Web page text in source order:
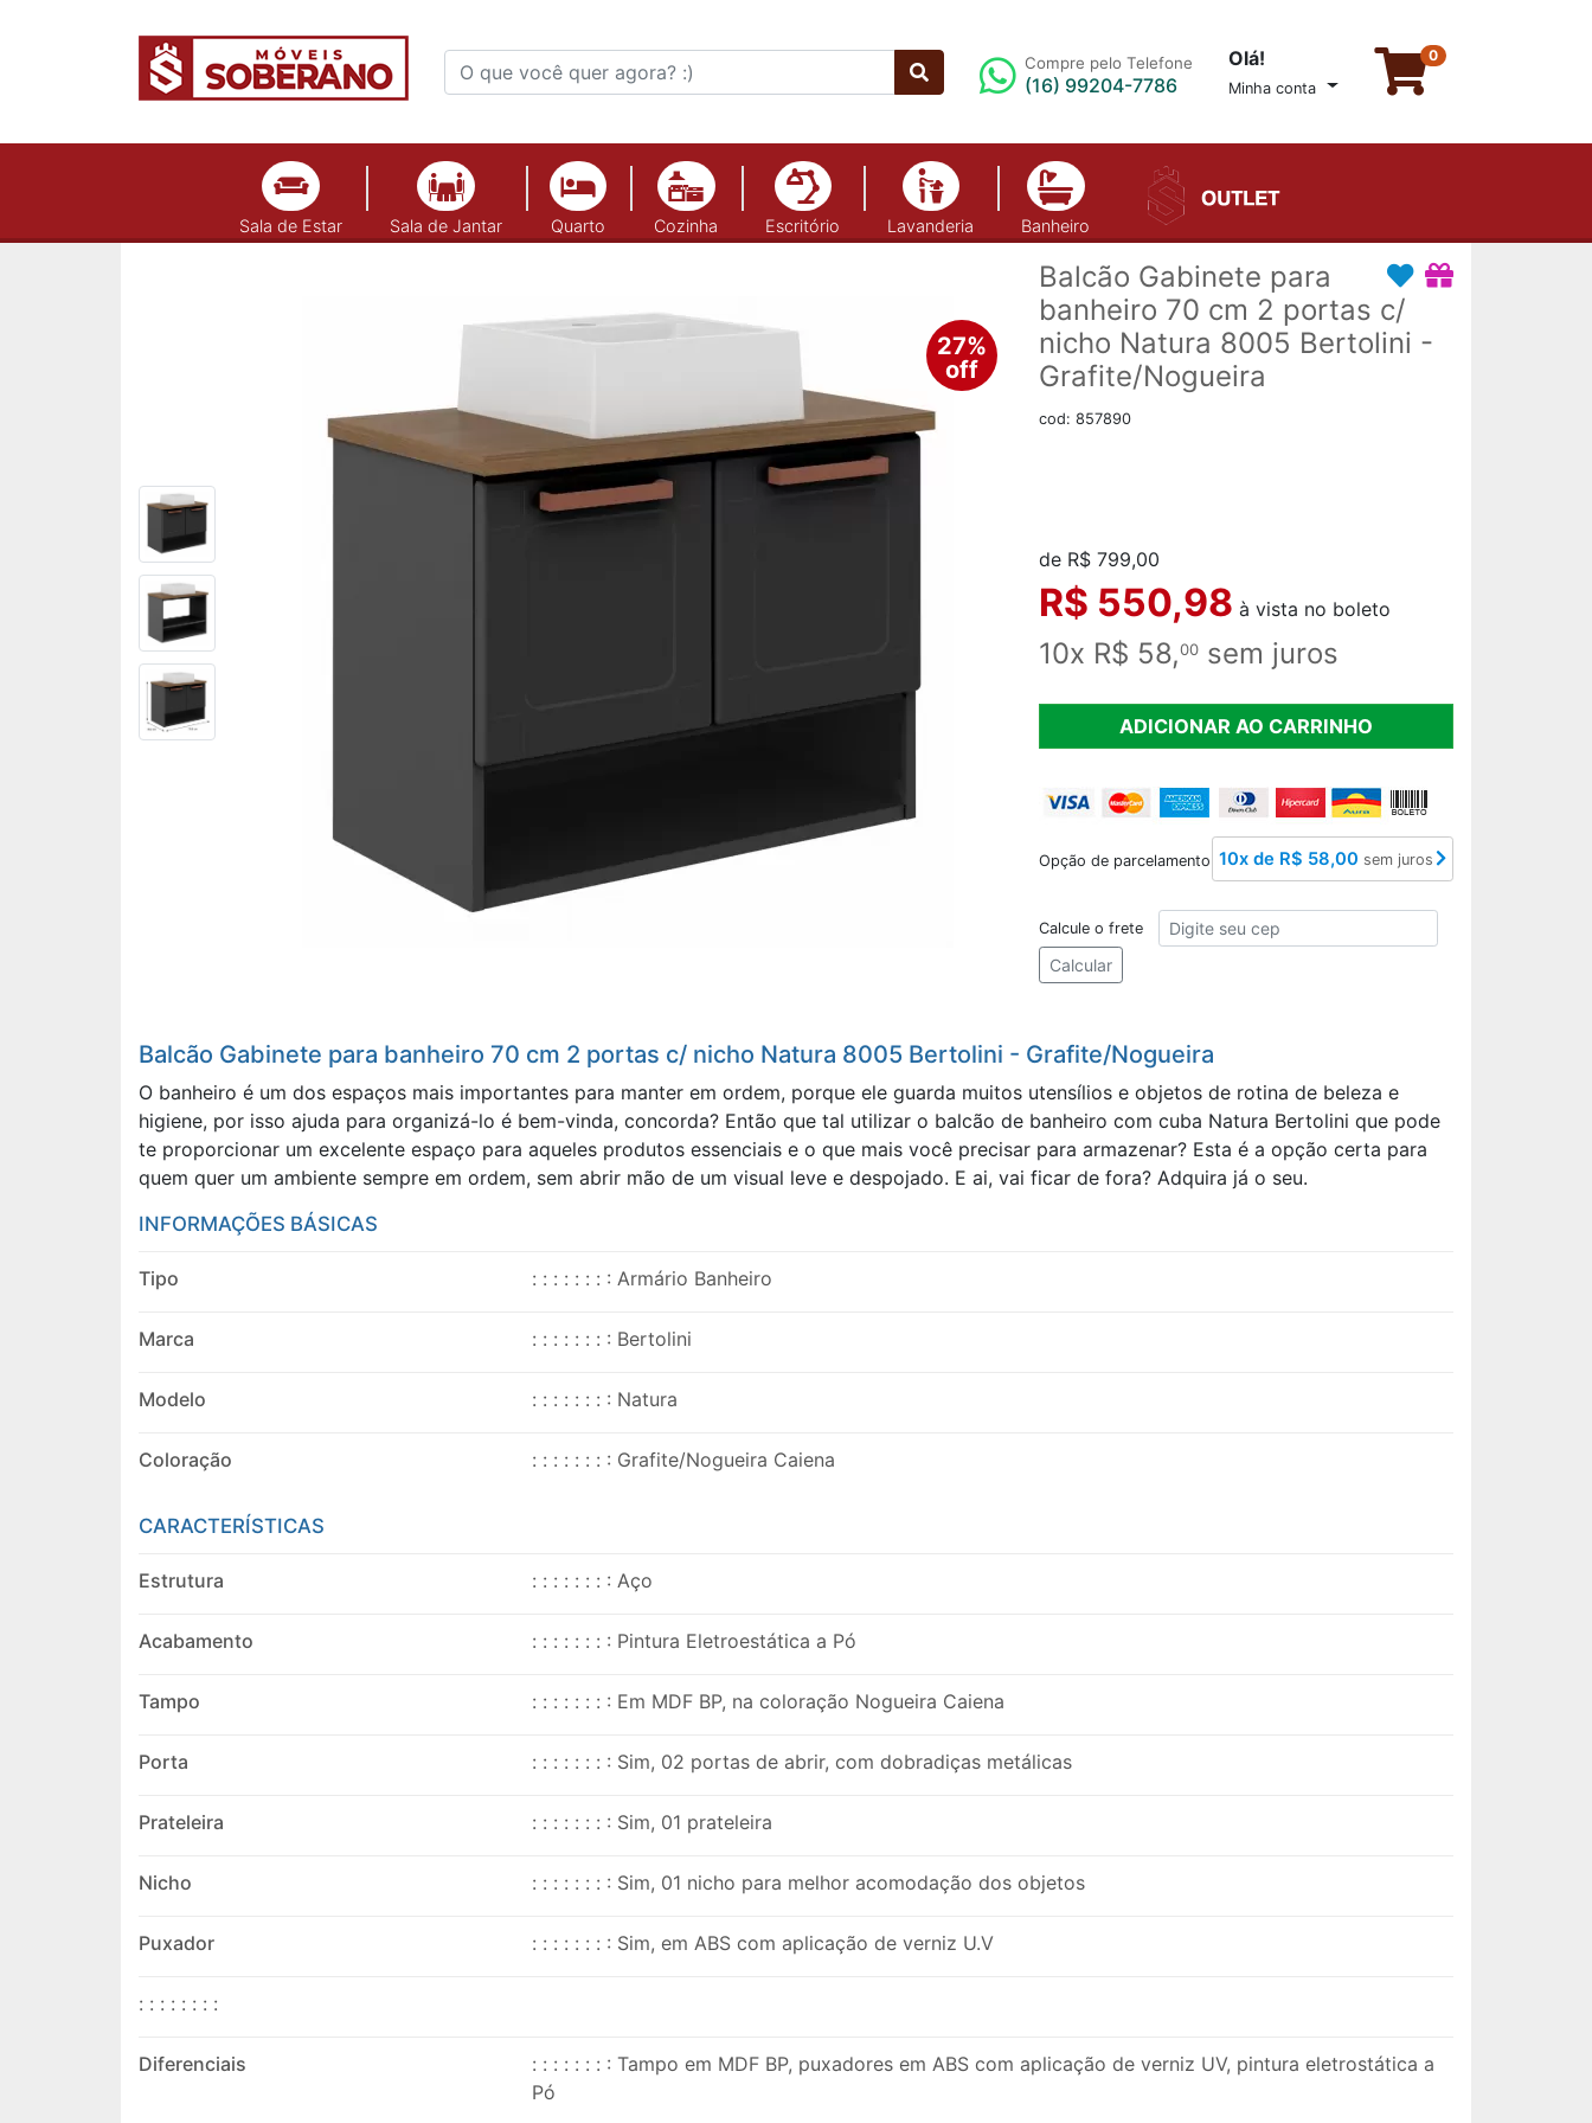
Compre pelo Telefone
(16) 99204-7786
Olá!
Minha conta
0
Sala de Estar Sala de Jantar Quarto Cozinha Escritório Lavanderia Banheiro
27%
off
Balcão Gabinete para
banheiro 70 cm 2 portas c/
nicho Natura 8005 Bertolini -
Grafite/Nogueira
cod: 857890
de R$ 799,00
R$ 550,98 à vista no boleto
10x R$ 58,00 sem juros
ADICIONAR AO CARRINHO
Opção de parcelamento 10x de R$ 58,00 sem juros
Calcule o freteCEP
Calcular
Balcão Gabinete para banheiro 70 cm 2 portas c/ nicho Natura 8005 Bertolini - Grafite/Nogueira
O banheiro é um dos espaços mais importantes para manter em ordem, porque ele guarda muitos utensílios e objetos de rotina de beleza e
higiene, por isso ajuda para organizá-lo é bem-vinda, concorda? Então que tal utilizar o balcão de banheiro com cuba Natura Bertolini que pode
te proporcionar um excelente espaço para aqueles produtos essenciais e o que mais você precisar para armazenar? Esta é a opção certa para
quem quer um ambiente sempre em ordem, sem abrir mão de um visual leve e despojado. E ai, vai ficar de fora? Adquira já o seu.
INFORMAÇÕES BÁSICAS
Tipo : : : : : : : : Armário Banheiro
Marca : : : : : : : : Bertolini
Modelo : : : : : : : : Natura
Coloração : : : : : : : : Grafite/Nogueira Caiena
CARACTERÍSTICAS
Estrutura : : : : : : : : Aço
Acabamento : : : : : : : : Pintura Eletroestática a Pó
Tampo : : : : : : : : Em MDF BP, na coloração Nogueira Caiena
Porta : : : : : : : : Sim, 02 portas de abrir, com dobradiças metálicas
Prateleira : : : : : : : : Sim, 01 prateleira
Nicho : : : : : : : : Sim, 01 nicho para melhor acomodação dos objetos
Puxador : : : : : : : : Sim, em ABS com aplicação de verniz U.V
: : : : : : : :
Diferenciais
: : : : : : : : Tampo em MDF BP, puxadores em ABS com aplicação de verniz UV, pintura eletrostática a
Pó